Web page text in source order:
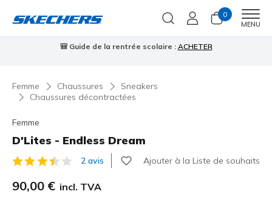
0
MENU
Skechers VIP :retours sous 45 jours pour les membres
Femme Chaussures
Sneakers
Chaussures décontractées
Femme
D'Lites - Endless Dream
Évaluation client 4,3 sur 5
2 avis Ajouter à la Liste de souhaits
90,00 € incl. TVA